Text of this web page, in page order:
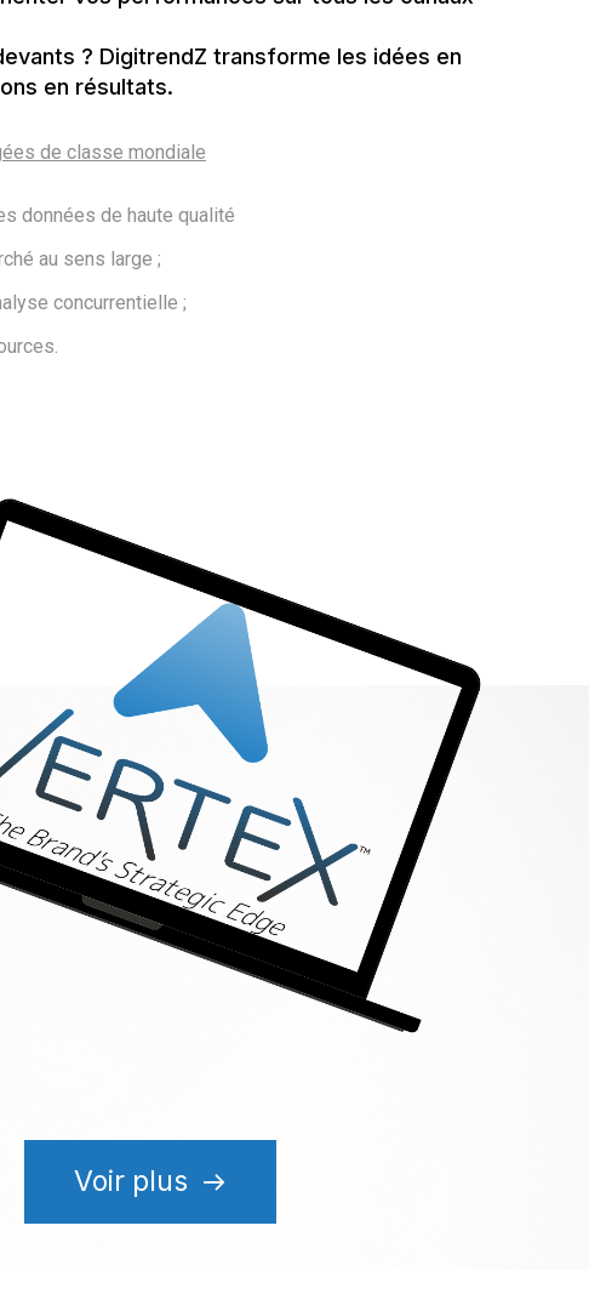
? DigitrendZ transforme les idées en
en résultats.
de classe mondiale
données de haute qualité
au sens large ;
concurrentielle ;
Voir plus